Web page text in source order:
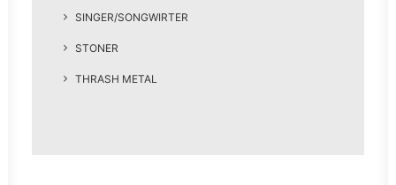
SINGER/SONGWIRTER
STONER
THRASH METAL